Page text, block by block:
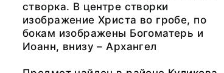
створка. В центре створки
изображение Христа во гробе, по
бокам изображены Богоматерь и
Иоанн, внизу – Архангел